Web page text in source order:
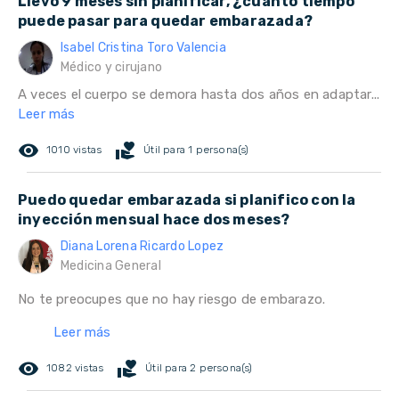
puede pasar para quedar embarazada?
Isabel Cristina Toro Valencia
Médico y cirujano
A veces el cuerpo se demora hasta dos años en adaptar...
Leer más
remove_red_eye 1010 vistas volunteer_activism Útil para 1 persona(s)
Puedo quedar embarazada si planifico con la
inyección mensual hace dos meses?
Diana Lorena Ricardo Lopez
Medicina General
No te preocupes que no hay riesgo de embarazo.
Leer más
remove_red_eye 1082 vistas volunteer_activism Útil para 2 persona(s)